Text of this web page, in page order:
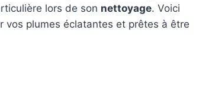
lors de son nettoyage. Voici
vos plumes éclatantes et prêtes à être